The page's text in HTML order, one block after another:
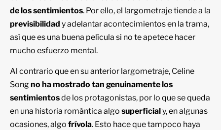
de los sentimientos. Por ello, el largometraje tiende a la
previsibilidad y adelantar acontecimientos en la trama,
así que es una buena película si no te apetece hacer
mucho esfuerzo mental.
Al contrario que en su anterior largometraje, Celine
Songno ha mostrado tan genuinamente los
sentimientosde los protagonistas, por lo que se queda
en una historia romántica algo superficial y, en algunas
ocasiones, algo frívola. Esto hace que tampoco haya